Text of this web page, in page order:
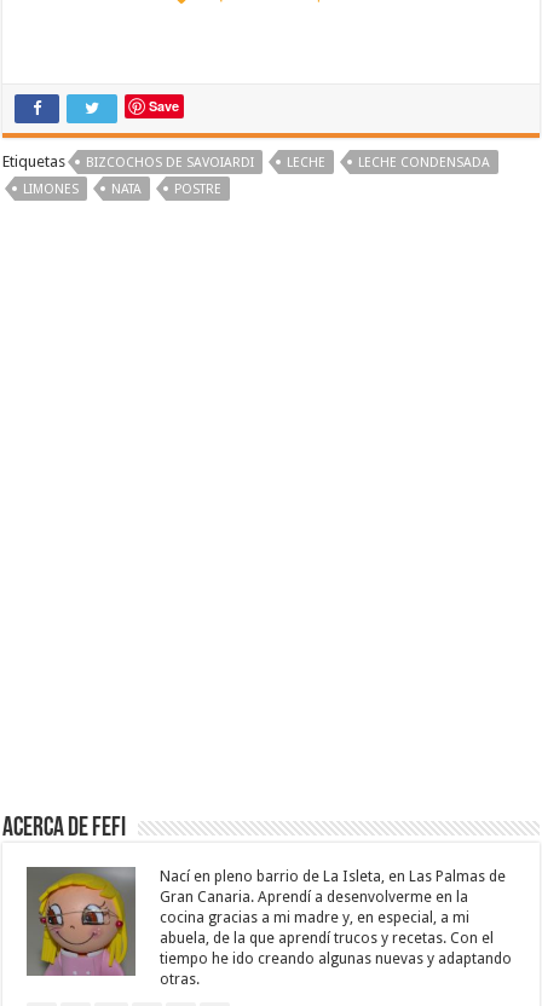
Save
Etiquetas BIZCOCHOS DE SAVOIARDI LECHE
LECHE CONDENSADA
LIMONES
NATA POSTRE
Acerca de Fefi
Nací en pleno barrio de La Isleta, en Las Palmas de
Gran Canaria. Aprendí a desenvolverme en la
cocina gracias a mi madre y, en especial, a mi
abuela, de la que aprendí trucos y recetas. Con el
tiempo he ido creando algunas nuevas y adaptando
otras.